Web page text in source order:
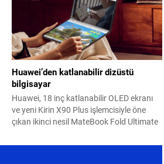
Huawei’den katlanabilir dizüstü
bilgisayar
Huawei, 18 inç katlanabilir OLED ekranı
ve yeni Kirin X90 Plus işlemcisiyle öne
çıkan ikinci nesil MateBook Fold Ultimate